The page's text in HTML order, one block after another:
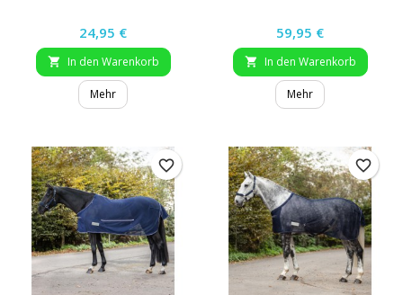
Preis
24,95 €
 In den Warenkorb
Mehr
Preis
59,95 €
 In den Warenkorb
Mehr
favorite_border favorite_border